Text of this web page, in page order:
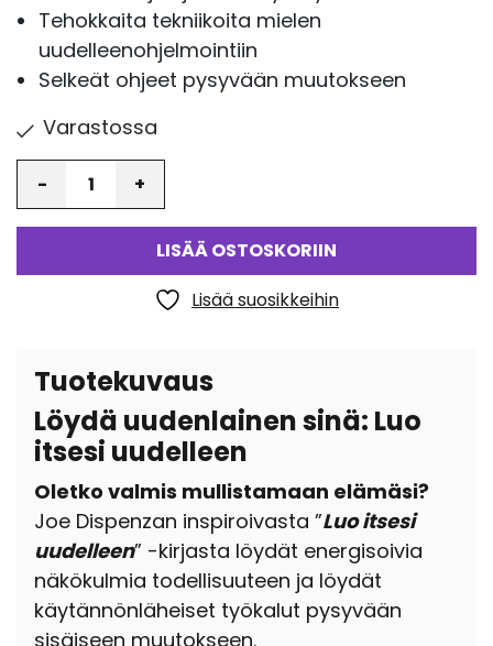
Tehokkaita tekniikoita mielen
uudelleenohjelmointiin
Selkeät ohjeet pysyvään muutokseen
Varastossa
LISÄÄ OSTOSKORIIN
Lisää suosikkeihin
Tuotekuvaus
Löydä uudenlainen sinä: Luo
itsesi uudelleen
Oletko valmis mullistamaan elämäsi?
Joe Dispenzan inspiroivasta ”Luo itsesi
uudelleen” -kirjasta löydät energisoivia
näkökulmia todellisuuteen ja löydät
käytännönläheiset työkalut pysyvään
sisäiseen muutokseen.